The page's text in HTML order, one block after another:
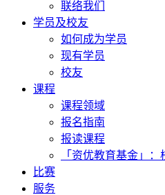
联络我们
学员及校友
如何成为学员
现有学员
校友
课程
课程领域
报名指南
报读课程
「资优教育基金」
比赛
服务